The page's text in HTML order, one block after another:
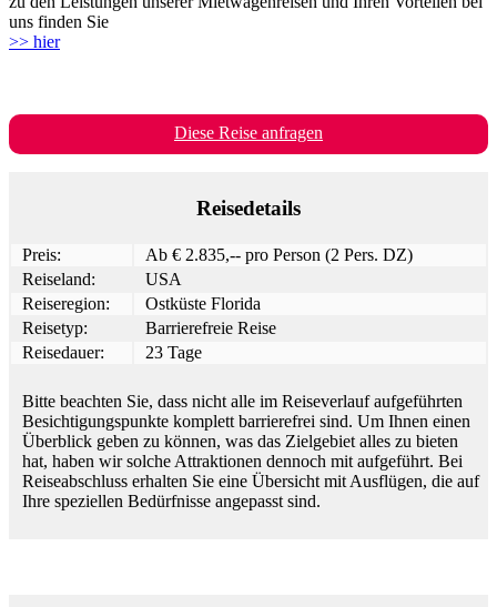
uns finden Sie
>> hier
Diese Reise anfragen
Reisedetails
Preis:
Ab € 2.835,-- pro Person (2 Pers. DZ)
Reiseland:
USA
Reiseregion:
Ostküste Florida
Reisetyp:
Barrierefreie Reise
Reisedauer:
23 Tage
Bitte beachten Sie, dass nicht alle im Reiseverlauf aufgeführten
Besichtigungspunkte komplett barrierefrei sind. Um Ihnen einen
Überblick geben zu können, was das Zielgebiet alles zu bieten
hat, haben wir solche Attraktionen dennoch mit aufgeführt. Bei
Reiseabschluss erhalten Sie eine Übersicht mit Ausflügen, die auf
Ihre speziellen Bedürfnisse angepasst sind.